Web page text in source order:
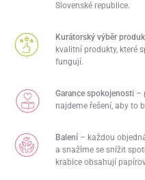
Slovenské republice.
Kurátorský výběr
kvalitní produkty, které
fungují.
Garance spokojenosti –
najdeme řešení, aby to
Balení – každou
a snažíme se snížit
krabice obsahují